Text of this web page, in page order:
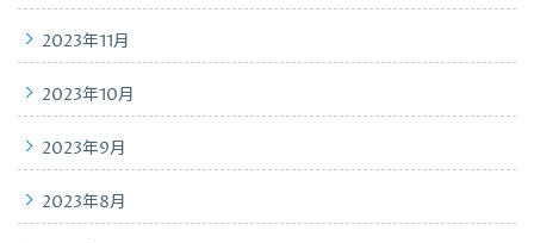
2023年11月
2023年10月
2023年9月
2023年8月